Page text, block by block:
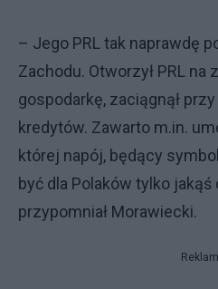
– Jego PRL tak naprawdę
Zachodu. Otworzył PRL na
gospodarkę, zaciągnął
kredytów. Zawarto m.in.
której napój, będący
być dla Polaków tylko
przypomniał Morawiecki.